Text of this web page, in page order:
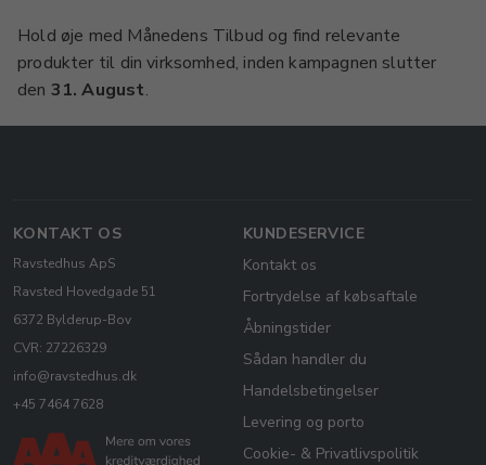
Hold øje med Månedens Tilbud og find relevante
produkter til din virksomhed, inden kampagnen slutter
den 31. August.
KONTAKT OS
Ravstedhus ApS
Ravsted Hovedgade 51
6372 Bylderup-Bov
CVR: 27226329
info@ravstedhus.dk
+45 7464 7628
KUNDESERVICE
Kontakt os
Fortrydelse af købsaftale
Åbningstider
Sådan handler du
Handelsbetingelser
Levering og porto
Cookie- & Privatlivspolitik